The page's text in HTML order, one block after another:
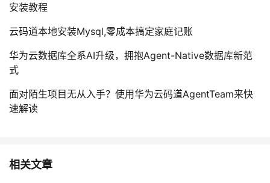
安装教程
云码道本地安装Mysql,零成本搞定家庭记账
华为云数据库全系AI升级，拥抱Agent-Native数据库新范
式
面对陌生项目无从入手？使用华为云码道AgentTeam来快
速解读
相关文章